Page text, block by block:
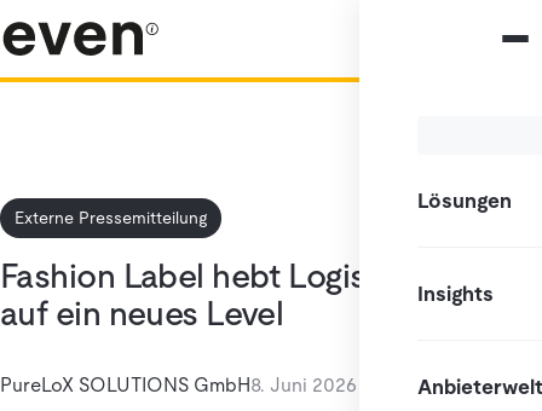
Lösungen
Insights
Anbieterwelt
Externe Pressemitteilung
Fashion Label hebt Logistikprozess
auf ein neues Level
PureLoX SOLUTIONS GmbH8. Juni 2026